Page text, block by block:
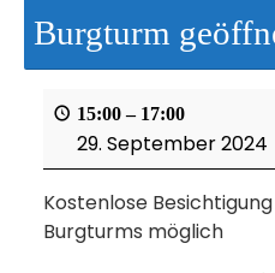
Burgturm
15:00 – 17:00
29. September 2024
Kostenlose
Burgturms möglich